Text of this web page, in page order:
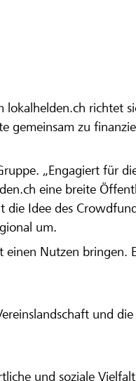
dein Projekt in die
richtet
gemeinsam zu
„Engagiert für
eine breite
die Idee des
um.
Nutzen bringen.
und
und soziale